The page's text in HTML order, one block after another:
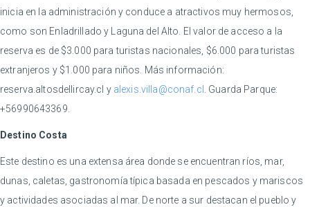
inicia en la administración y conduce a atractivos muy hermosos,
como son Enladrillado y Laguna del Alto. El valor de acceso a la
reserva es de $3.000 para turistas nacionales, $6.000 para turistas
extranjeros y $1.000 para niños. Más información:
reserva.altosdellircay.cl y alexis.villa@conaf.cl
. Guarda Parque:
+56990643369.
Destino Costa
Este destino es una extensa área donde se encuentran ríos, mar,
dunas, caletas, gastronomía típica basada en pescados y mariscos
y actividades asociadas al mar. De norte a sur destacan el pueblo y